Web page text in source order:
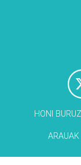
HONI BURUZ
ARAUAK